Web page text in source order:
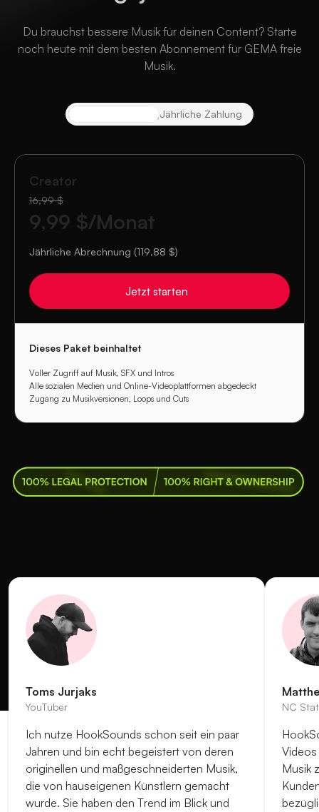
Du brauchst bessere Musik für deinen Content? Starte
noch heute mit dem besten Abonnement für GEMA freie
Musik.
Monatliche Zahlung Jährliche Zahlung
Creator
16,99 $
9,99 $/Monat
Jährliche Abrechnung (119,88 $)
Jetzt starten
Dieses Paket beinhaltet
Voller Zugriff auf Musik, SFX und Intros
Alle sozialen Medien und Online-Videoplattformen abgedeckt
Zugang zu Musikversionen, Loops und Cuts
Toms Jurjaks
YouTuber
Ich nutze HookSounds schon seit ein paar
Jahren und bin echt begeistert von deren
originellen und maßgeschneiderten Musik,
die von hauseigenen Künstlern gemacht
wurde. Sie haben den Trend im Blick und
NC
Musik